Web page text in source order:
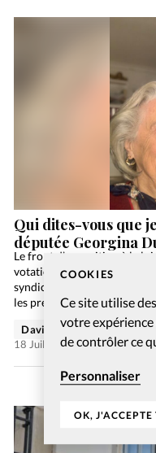
COOKIES
Ce site utilise
votre
de contrôler ce
Personnaliser
OK, J'ACCEPTE
Qui dites-vous que
députée Georgina
Le front d’opposition à la loi
votation populaire le 27
syndicalistes, socialistes,
les premiers se sont
David Métreau
18 Juil 2026